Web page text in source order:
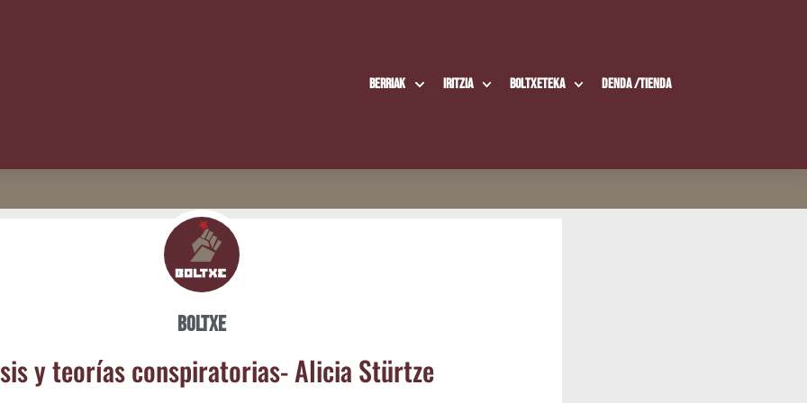
Berriak Iritzia Boltxe­te­ka Den­da /​Tien­da
Boltxe
y teo­rías cons­pi­ra­to­rias- Ali­cia Stürtze